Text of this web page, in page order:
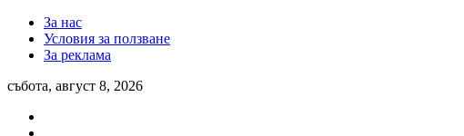
За нас
Условия за ползване
За реклама
събота, август 8, 2026